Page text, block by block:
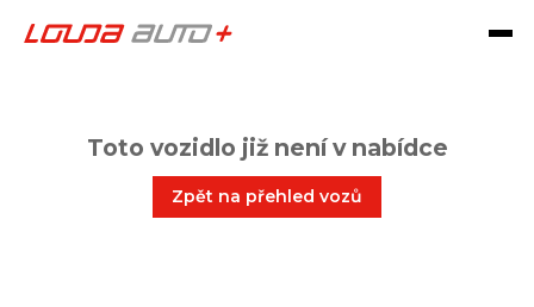
Toto vozidlo již není v nabídce
Zpět na přehled vozů